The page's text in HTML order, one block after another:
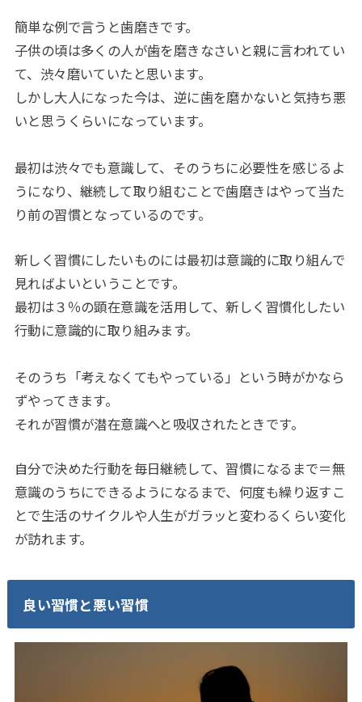
簡単な例で言うと歯磨きです。
子供の頃は多くの人が歯を磨きなさいと親に言われてい
て、渋々磨いていたと思います。
しかし大人になった今は、逆に歯を磨かないと気持ち悪
いと思うくらいになっています。
最初は渋々でも意識して、そのうちに必要性を感じるよ
うになり、継続して取り組むことで歯磨きはやって当た
り前の習慣となっているのです。
新しく習慣にしたいものには最初は意識的に取り組んで
見ればよいということです。
最初は３％の顕在意識を活用して、新しく習慣化したい
行動に意識的に取り組みます。
そのうち「考えなくてもやっている」という時がかなら
ずやってきます。
それが習慣が潜在意識へと吸収されたときです。
自分で決めた行動を毎日継続して、習慣になるまで＝無
意識のうちにできるようになるまで、何度も繰り返すこ
とで生活のサイクルや人生がガラッと変わるくらい変化
が訪れます。
良い習慣と悪い習慣